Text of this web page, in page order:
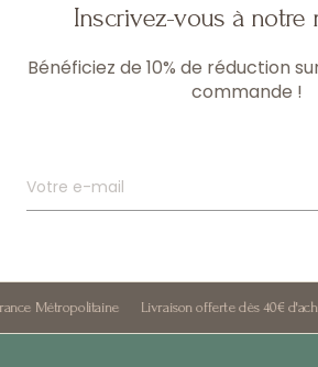
Inscrivez-vous à notre
Bénéficiez de 10% de réduction
commande !
Votre e-mail
Métropolitaine Livraison offerte dès 40€